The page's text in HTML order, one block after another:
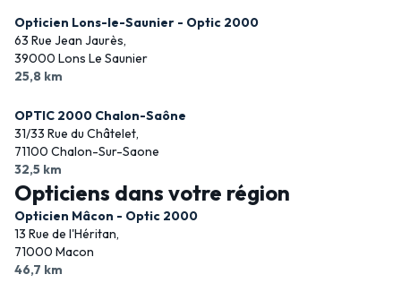
Opticien Lons-le-Saunier - Optic 2000
63 Rue Jean Jaurès,
39000 Lons Le Saunier
25,8 km
OPTIC 2000 Chalon-Saône
31/33 Rue du Châtelet,
71100 Chalon-Sur-Saone
32,5 km
Opticiens dans votre région
Opticien Mâcon - Optic 2000
13 Rue de l'Héritan,
71000 Macon
46,7 km